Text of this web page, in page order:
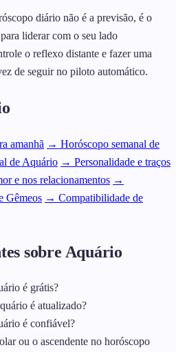
diário não é a previsão, é o
liderar com o seu lado
o reflexo distante e fazer uma
de seguir no piloto automático.
amanhã → Horóscopo semanal de
de Aquário → Personalidade e traços
e nos relacionamentos →
Gêmeos → Compatibilidade de
sobre Aquário
é grátis?
é atualizado?
é confiável?
ou o ascendente no horóscopo